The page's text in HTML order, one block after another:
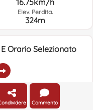
Elev. Perdita.
324m
Orario Selezionato
Vento:
h
Indirizzo Vento:
Commento